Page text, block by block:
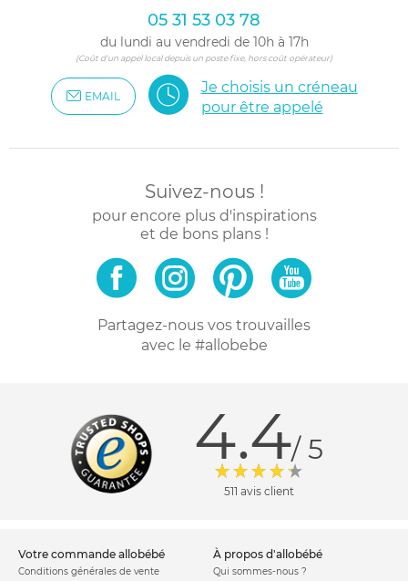
05 31 53 03 78
du lundi au vendredi de 10h à 17h
(Coût d'un appel local depuis un poste fixe, hors coût opérateur)
EMAIL
Je choisis un créneau
pour être appelé
Suivez-nous !
pour encore plus d'inspirations
et de bons plans !
Partagez-nous vos trouvailles
avec le #allobebe
4.4/ 5
511 avis client
votre commande allobébé
Conditions générales de vente
à propos d'allobébé
Qui sommes-nous ?